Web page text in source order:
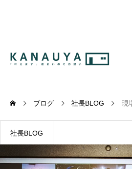
ONLINE MODEL
オンライン展示場
ブログ 社長BLOG 現
社長BLOG